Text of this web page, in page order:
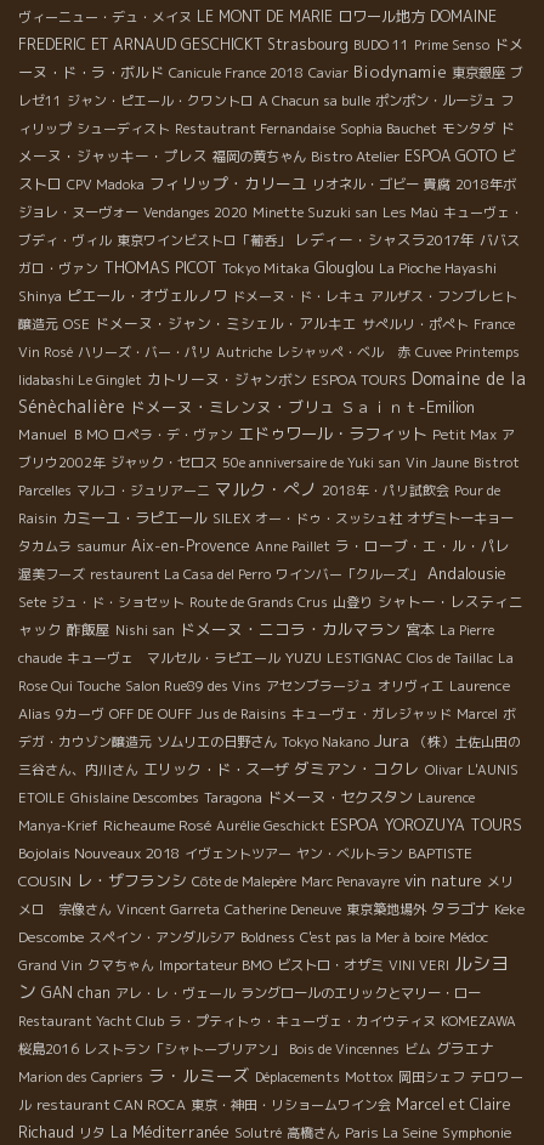
ヴィーニュー・デュ・メイヌ LE MONT DE MARIE ロワール地方 DOMAINE
FREDERIC ET ARNAUD GESCHICKT Strasbourg BUDO 11 Prime Senso ドメ
ーヌ・ド・ラ・ボルド Canicule France 2018 Caviar Biodynamie 東京銀座 ブ
レゼ11 ジャン・ピエール・クワントロ A Chacun sa bulle ポンポン・ルージュ フ
ィリップ シューディスト Restautrant Fernandaise Sophia Bauchet モンタダ ド
メーヌ・ジャッキー・プレス 福岡の黄ちゃん Bistro Atelier ESPOA GOTO ビ
ストロ CPV Madoka フィリップ・カリーユ リオネル・ゴビー 貴腐 2018年ボ
ジョレ・ヌーヴォー Vendanges 2020 Minette Suzuki san Les Maù キューヴェ・
ブディ・ヴィル 東京ワインビストロ「葡呑」 レディー・シャスラ2017年 ババス
ガロ・ヴァン THOMAS PICOT Tokyo Mitaka Glouglou La Pioche Hayashi
Shinya ピエール・オヴェルノワ ドメーヌ・ド・レキュ アルザス・フンブレヒト
醸造元 OSE ドメーヌ・ジャン・ミシェル・アルキエ サぺルリ・ポぺト France
Vin Rosé ハリーズ・バー・パリ Autriche レシャッペ・ベル 赤 Cuvee Printemps
Iidabashi Le Ginglet カトリーヌ・ジャンボン ESPOA TOURS Domaine de la
Sénèchalière ドメーヌ・ミレンヌ・ブリュ Ｓａｉｎｔ-Emilion
Manuel ＢＭО ロペラ・デ・ヴァン エドゥワール・ラフィット Petit Max ア
ブリウ2002年 ジャック・セロス 50e anniversaire de Yuki san Vin Jaune Bistrot
Parcelles マルコ・ジュリアーニ マルク・ぺノ 2018年・パリ試飲会 Pour de
Raisin カミーユ・ラピエール SILEX オー・ドゥ・スッシュ社 オザミトーキョー
タカムラ saumur Aix-en-Provence Anne Paillet ラ・ローブ・エ・ル・パレ
渥美フーズ restaurent La Casa del Perro ワインバー「クルーズ」 Andalousie
Sete ジュ・ド・ショセット Route de Grands Crus 山登り シャトー・レスティニ
ャック 酢飯屋 Nishi san ドメーヌ・ニコラ・カルマラン 宮本 La Pierre
chaude キューヴェ マルセル・ラピエール YUZU LESTIGNAC Clos de Taillac La
Rose Qui Touche Salon Rue89 des Vins アセンブラージュ オリヴィエ Laurence
Alias 9カーヴ OFF DE OUFF Jus de Raisins キューヴェ・ガレジャッド Marcel ボ
デガ・カウゾン醸造元 ソムリエの日野さん Tokyo Nakano Jura
（株）土佐山田の
三谷さん、内川さん エリック・ド・スーザ ダミアン・コクレ Olivar L'AUNIS
ETOILE Ghislaine Descombes Taragona ドメーヌ・セクスタン Laurence
Manya-Krief Richeaume Rosé Aurélie Geschickt ESPOA YOROZUYA TOURS
Bojolais Nouveaux 2018 イヴェントツアー ヤン・ベルトラン BAPTISTE
COUSIN レ・ザフランシ Côte de Malepère Marc Penavayre vin nature メリ
メロ 宗像さん Vincent Garreta Catherine Deneuve 東京築地場外 タラゴナ Keke
Descombe スペイン・アンダルシア Boldness C'est pas la Mer à boire Médoc
Grand Vin クマちゃん Importateur BMO ビストロ・オザミ VINI VERI ルシヨ
ン GAN chan アレ・レ・ヴェール ラングロールのエリックとマリー・ロー
Restaurant Yacht Club ラ・プティトゥ・キューヴェ・カイウティヌ KOMEZAWA
桜島2016 レストラン「シャトーブリアン」 Bois de Vincennes ビム グラエナ
Marion des Capriers ラ・ルミーズ Déplacements Mottox 岡田シェフ テロワー
ル restaurant CAN ROCA 東京・神田・リショームワイン会 Marcel et Claire
Richaud リタ La Méditerranée Solutré 高橋さん Paris La Seine Symphonie